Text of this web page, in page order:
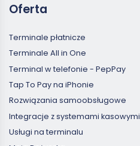
Oferta
Terminale płatnicze
Terminale All in One
Terminal w telefonie - PepPay
Tap To Pay na iPhonie
Rozwiązania samoobsługowe
Integracje z systemami kasowymi
Usługi na terminalu